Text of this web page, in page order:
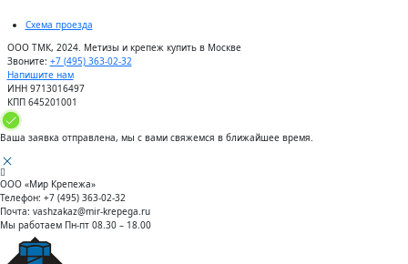
Схема проезда
ООО ТМК, 2024. Метизы и крепеж купить в Москве
Звоните: +7 (495) 363-02-32
Напишите нам
ИНН 9713016497
КПП 645201001
Ваша заявка отправлена, мы с вами свяжемся в ближайшее время.
ООО «Мир Крепежа»
Телефон: +7 (495) 363-02-32
Почта: vashzakaz@mir-krepega.ru
Мы работаем Пн-пт 08.30 – 18.00